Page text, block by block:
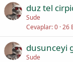
duz tel
Sude
Cevaplar 0 26
dusunceyi
Sude